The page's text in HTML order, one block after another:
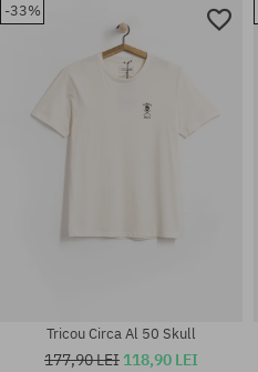
Mărimi existente:
M; L; XL
-33%
Tricou Circa Al 50 Skull
177,90 LEI 118,90 LEI